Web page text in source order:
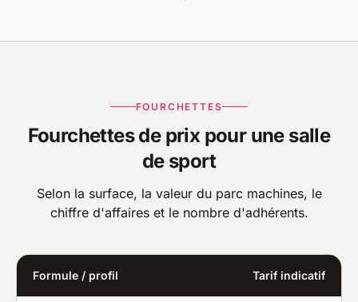
FOURCHETTES
Fourchettes de prix pour une salle
de sport
Selon la surface, la valeur du parc machines, le
chiffre d'affaires et le nombre d'adhérents.
Formule / profil Tarif indicatif